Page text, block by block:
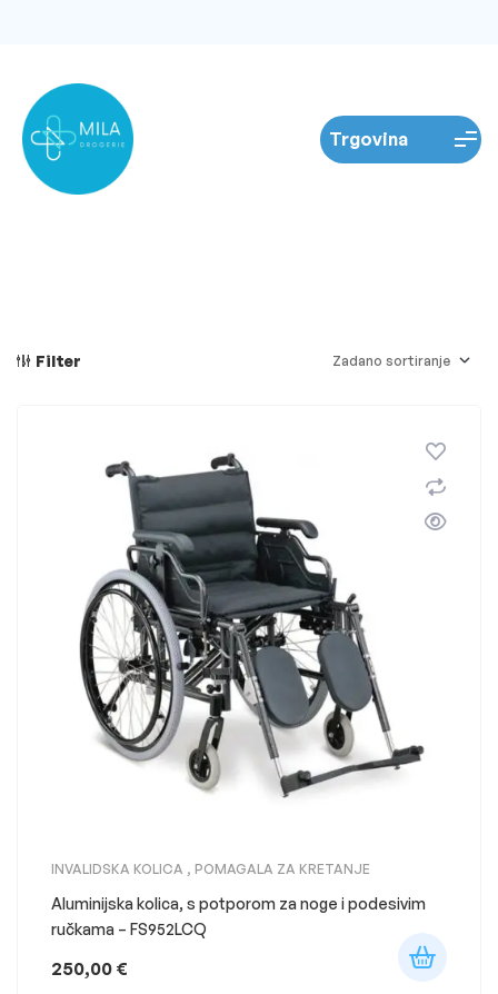
Filter
INVALIDSKA KOLICA , POMAGALA ZA KRETANJE
Aluminijska kolica, s potporom za noge i podesivim
ručkama – FS952LCQ
250,00 €